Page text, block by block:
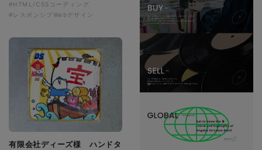
#HTML/CSSコーディング
#レスポンシブWebデザイン
有限会社ディーズ様 ハンドタ